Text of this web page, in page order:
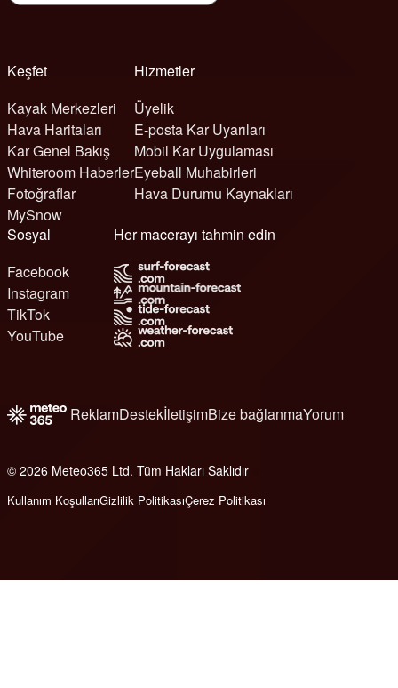
Keşfet
Kayak Merkezleri
Hava Haritaları
Kar Genel Bakış
Whiteroom Haberler
Fotoğraflar
MySnow
Hizmetler
Üyelik
E-posta Kar Uyarıları
Mobil Kar Uygulaması
Eyeball Muhabirleri
Hava Durumu Kaynakları
Sosyal
Facebook
Instagram
TikTok
YouTube
Her macerayı tahmin edin
ReklamDestekİletişimBize bağlanmaYorum
© 2026 Meteo365 Ltd. Tüm Hakları Saklıdır
Kullanım KoşullarıGizlilik PolitikasıÇerez Politikası